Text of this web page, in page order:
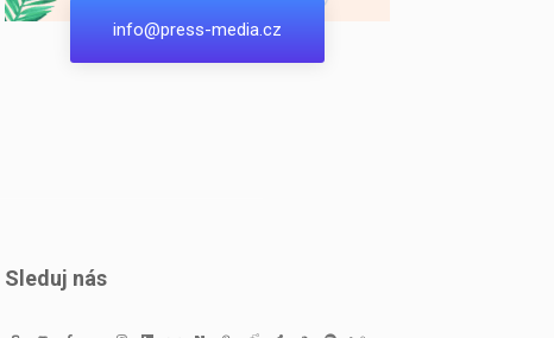
info@press-media.cz
Sleduj nás